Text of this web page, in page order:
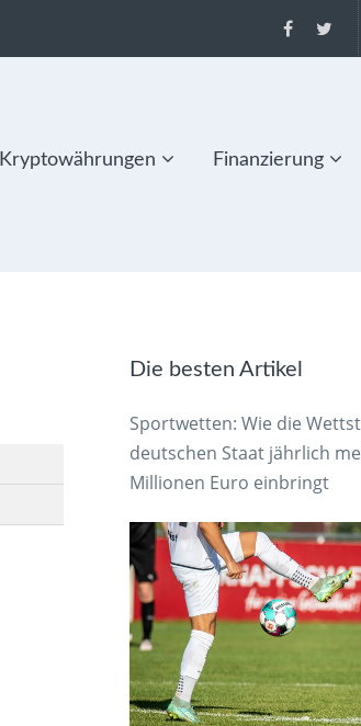
Kryptowährungen Finanzierung
Die besten Artikel
Sportwetten: Wie die
deutschen Staat jährlich
Millionen Euro einbringt